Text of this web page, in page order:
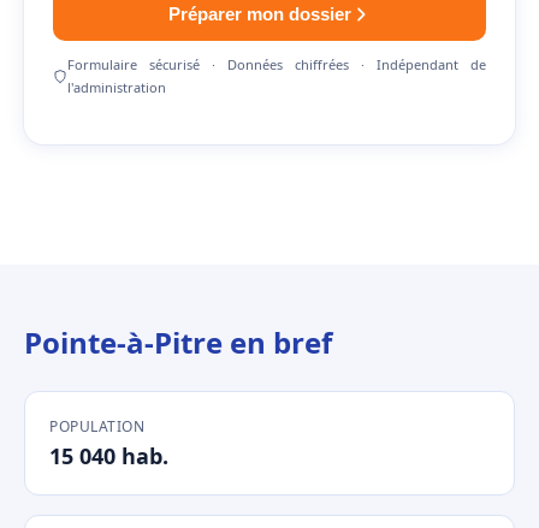
Préparer mon dossier
Formulaire sécurisé · Données chiffrées · Indépendant de
l'administration
Pointe-à-Pitre en bref
POPULATION
15 040 hab.